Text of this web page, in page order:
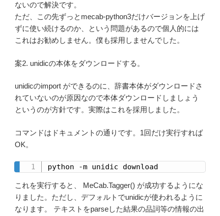
ないので解決です。
ただ、この先ずっとmecab-python3だけバージョンを上げ
ずに使い続けるのか、という問題があるので個人的には
これはお勧めしません。僕も採用しませんでした。
案2. unidicの本体をダウンロードする。
unidicのimport ができるのに、辞書本体がダウンロードさ
れていないのが原因なので本体ダウンロードしましょう
というのが方針です。実際はこれを採用しました。
コマンドはドキュメントの通りです。1回だけ実行すれば
OK。
python -m unidic download
これを実行すると、 MeCab.Tagger() が成功するようにな
りました。ただし、デフォルトでunidicが使われるように
なります。 テキストをparseした結果の品詞等の情報の出